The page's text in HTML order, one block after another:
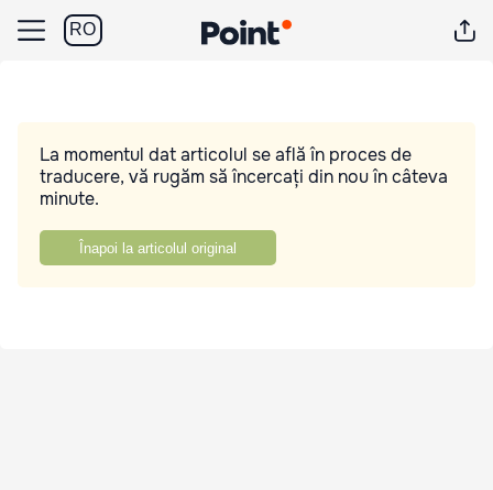
RO
La momentul dat articolul se află în proces de
traducere, vă rugăm să încercați din nou în câteva
minute.
Înapoi la articolul original